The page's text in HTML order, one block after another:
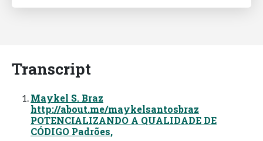
Transcript
Maykel S. Braz
http://about.me/maykelsantosbraz
POTENCIALIZANDO A QUALIDADE DE
CÓDIGO Padrões,